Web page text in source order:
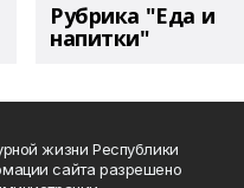
Рубрика "Еда и
напитки"
жизни Республики
сайта разрешено